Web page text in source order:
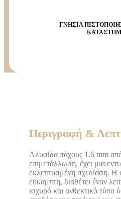
ΓΝΗΣΙΑ
Περιγραφή &
Αλυσίδα πάχους 1.6 mm
επιμετάλλωση, έχει μια
εκλεπτυσμένη σχεδίαση. Η
εύκαμπτη, διαθέτει έναν
ισχυρό και ανθεκτικό τύπο